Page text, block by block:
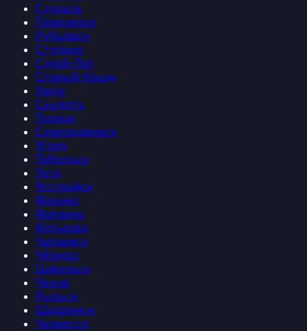
Суздаль
Приозерск
Рубцовск
Ступино
Сухой-Лог
Старый-Крым
Ужур
Сысерть
Троицк
Северодвинск
Углич
Тобольск
Ухта
Уссурийск
Фокино
Фрязино
Хотьково
Чапаевск
Чёрмоз
Цивильск
Чехов
Рыльск
Шадринск
Черкесск